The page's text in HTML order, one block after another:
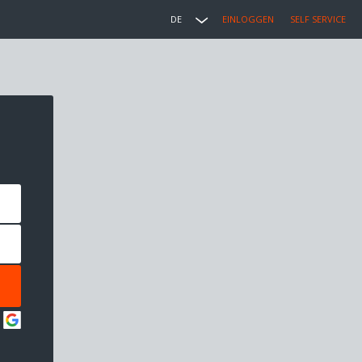
DE EINLOGGEN SELF SERVICE